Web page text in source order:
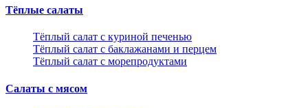
Тёплые салаты
Тёплый салат с куриной печенью
Тёплый салат с баклажанами и перцем
Тёплый салат с морепродуктами
Салаты с мясом